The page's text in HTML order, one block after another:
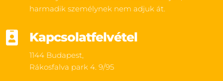
harmadik személynek nem adjuk át.
 Kapcsolatfelvétel
1144 Budapest,
Rákosfalva park 4. 9/95